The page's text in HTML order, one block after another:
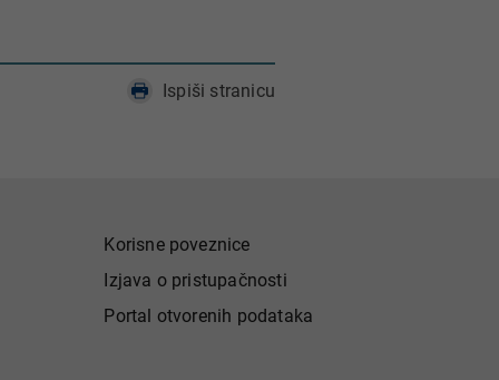
Ispiši stranicu
Korisne poveznice
Izjava o pristupačnosti
Portal otvorenih podataka